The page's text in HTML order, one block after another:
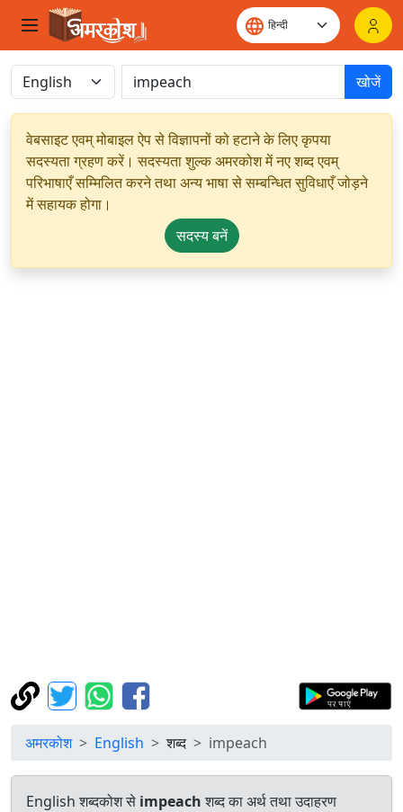
खोजें
वेबसाइट एवम् मोबाइल ऐप से विज्ञापनों को हटाने के लिए कृपया
सदस्यता ग्रहण करें। सदस्यता शुल्क अमरकोश में नए शब्द एवम्
परिभाषाएँ सम्मिलित करने तथा अन्य भाषा से सम्बन्धित सुविधाएँ जोड़ने
में सहायक होगा।
सदस्य बनें
अमरकोश English शब्द impeach
English शब्दकोश से impeachशब्द का अर्थ तथा उदाहरण